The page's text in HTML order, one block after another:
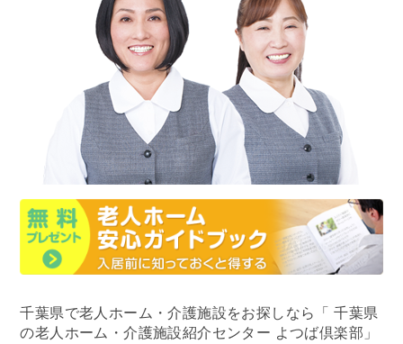
千葉県で老人ホーム・介護施設をお探しなら
「 千葉県
の老人ホーム・介護施設紹介センター よつば倶楽部」